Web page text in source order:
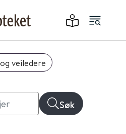
veiledere
Søk